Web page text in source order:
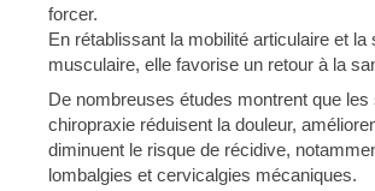
forcer.
En rétablissant la mobilité articulaire et la
musculaire, elle favorise un retour à la
De nombreuses études montrent que les
chiropraxie réduisent la douleur,
diminuent le risque de récidive,
lombalgies et cervicalgies mécaniques.